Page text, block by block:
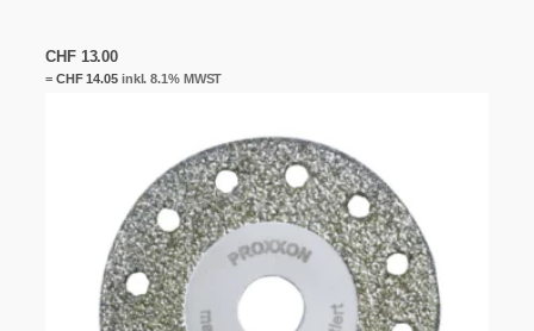
CHF13.00
= CHF14.05inkl. 8.1% MWST